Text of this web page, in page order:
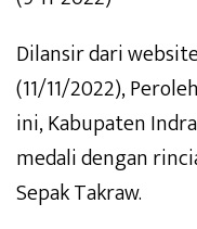
Dilansir dari
(11/11/2022),
ini, Kabupaten
medali dengan
Sepak Takraw.